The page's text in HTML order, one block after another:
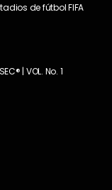
de fútbol FIFA
| VOL. No. 1